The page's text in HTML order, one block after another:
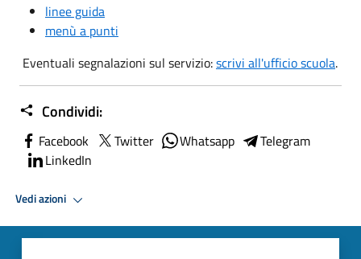
linee guida
menù a punti
Eventuali segnalazioni sul servizio:scrivi all'ufficio scuola.
Condividi:
Facebook Twitter Whatsapp
Telegram
LinkedIn
Vedi azioni